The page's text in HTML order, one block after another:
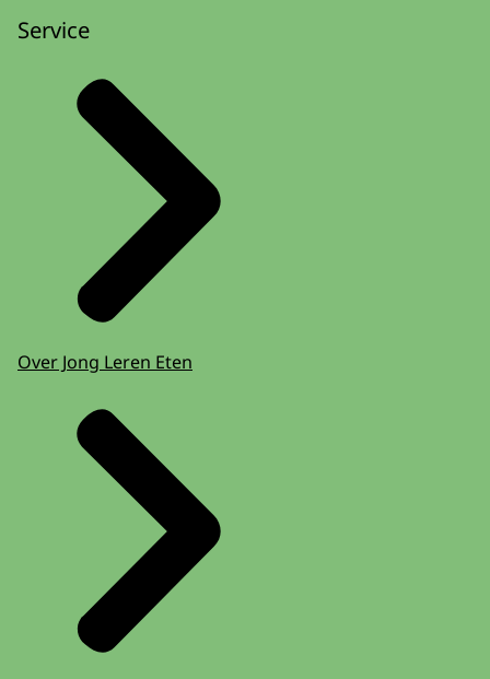
Service
Over Jong Leren Eten